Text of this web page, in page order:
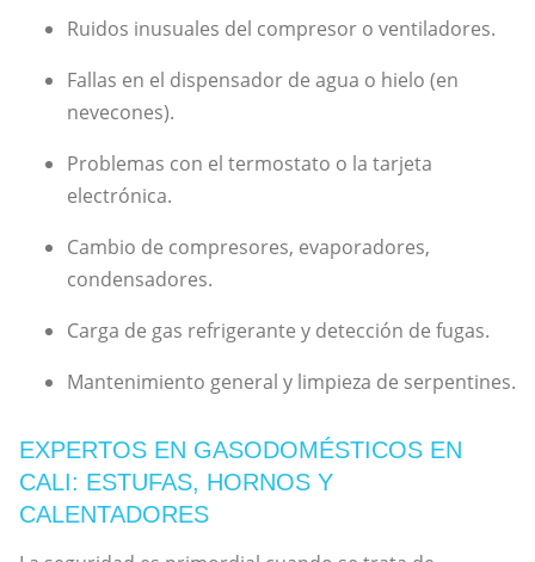
Ruidos inusuales del compresor o ventiladores.
Fallas en el dispensador de agua o hielo (en
nevecones).
Problemas con el termostato o la tarjeta
electrónica.
Cambio de compresores, evaporadores,
condensadores.
Carga de gas refrigerante y detección de fugas.
Mantenimiento general y limpieza de serpentines.
EXPERTOS EN GASODOMÉSTICOS EN
CALI: ESTUFAS, HORNOS Y
CALENTADORES